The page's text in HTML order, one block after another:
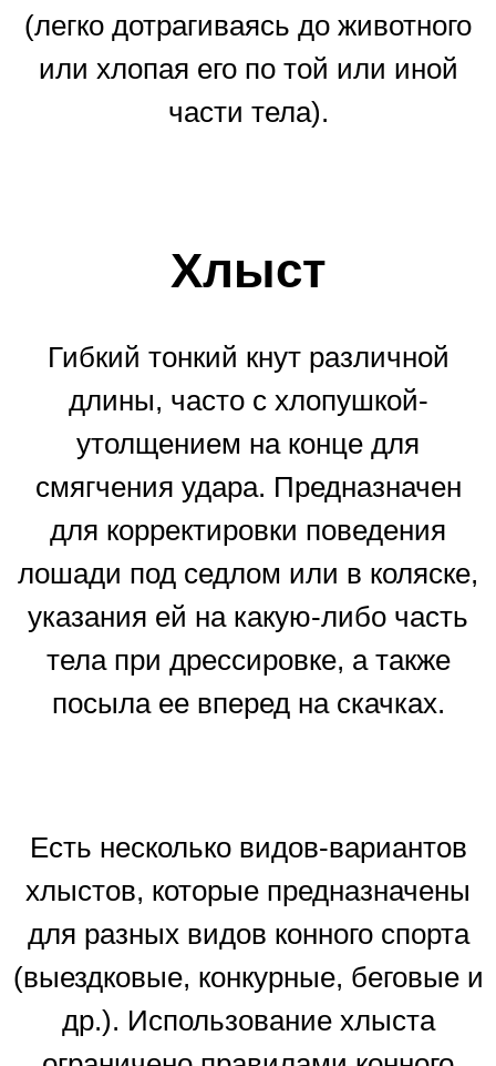
(легко дотрагиваясь до животного
или хлопая его по той или иной
части тела).
Хлыст
Гибкий тонкий кнут различной
длины, часто с хлопушкой-
утолщением на конце для
смягчения удара. Предназначен
для корректировки поведения
лошади под седлом или в коляске,
указания ей на какую-либо часть
тела при дрессировке, а также
посыла ее вперед на скачках.
Есть несколько видов-вариантов
хлыстов, которые предназначены
для разных видов конного спорта
(выездковые, конкурные, беговые и
др.). Использование хлыста